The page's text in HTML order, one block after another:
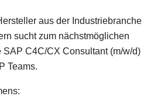
aus der Industriebranche
sucht zum nächstmöglichen
C4C/CX Consultant (m/w/d)
Teams.